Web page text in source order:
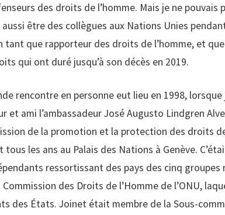
des droits de l’homme. Mais je ne pouvais
être des collègues aux Nations Unies
tant que rapporteur des droits de l’homme, et
qui ont duré jusqu’à son décès en 2019.
rencontre en personne eut lieu en 1998, lorsque
et ami l’ambassadeur José Augusto Lindgren
de la promotion et la protection des droits de
tous les ans au Palais des Nations à Genève.
ressortissant des pays des cinq groupes
Commission des Droits de l’Homme de l’ONU,
des États. Joinet était membre de la Sous-